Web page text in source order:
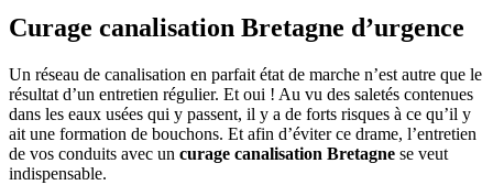
Curage canalisation Bretagne d’urgence
Un réseau de canalisation en parfait état de marche n’est autre que le
résultat d’un entretien régulier. Et oui ! Au vu des saletés contenues
dans les eaux usées qui y passent, il y a de forts risques à ce qu’il y
ait une formation de bouchons. Et afin d’éviter ce drame, l’entretien
de vos conduits avec un curage canalisation Bretagne se veut
indispensable.